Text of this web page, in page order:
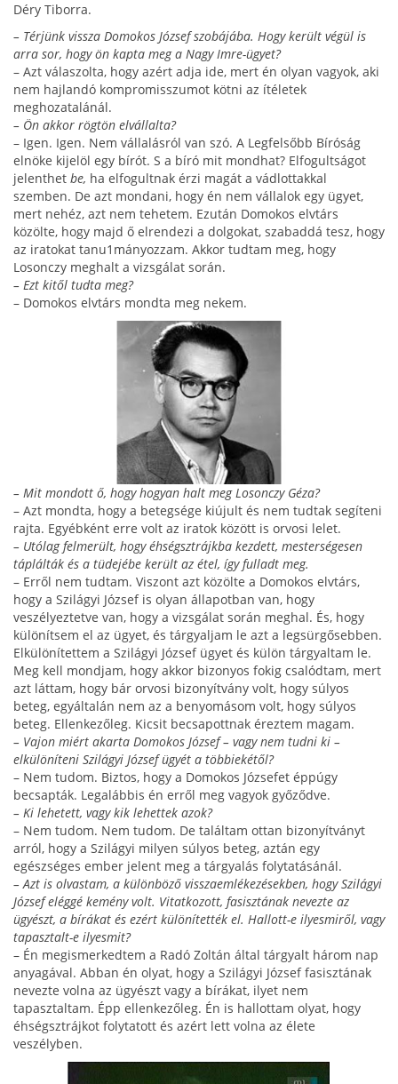
Déry Tiborra.
– Térjünk vissza Domokos József szobájába. Hogy került végül is
arra sor, hogy ön kapta meg a Nagy Imre-ügyet?
– Azt válaszolta, hogy azért adja ide, mert én olyan vagyok, aki
nem hajlandó kompromisszumot kötni az ítéletek
meghozatalánál.
– Ön akkor rögtön elvállalta?
– Igen. Igen. Nem vállalásról van szó. A Legfelsőbb Bíróság
elnöke kijelöl egy bírót. S a bíró mit mondhat? Elfogultságot
jelenthet be, ha elfogultnak érzi magát a vádlottakkal
szemben. De azt mondani, hogy én nem vállalok egy ügyet,
mert nehéz, azt nem tehetem. Ez­után Domokos elvtárs
közölte, hogy majd ő elrendezi a dolgokat, szabaddá tesz, hogy
az iratokat tanu1má­nyozzam. Akkor tudtam meg, hogy
Losonczy meg­halt a vizsgálat során.
– Ezt kitől tudta meg?
– Domokos elvtárs mondta meg nekem.
– Mit mondott ő, hogy hogyan halt meg Losonczy Géza?
– Azt mondta, hogy a betegsége kiújult és nem tudtak segíteni
rajta. Egyébként erre volt az iratok között is orvosi lelet.
– Utólag felmerült, hogy éhségsztrájkba kezdett, mesterségesen
táplálták és a tüdejébe került az étel, így fulladt meg.
– Erről nem tudtam. Viszont azt közölte a Domokos elvtárs,
hogy a Szilágyi József is olyan állapotban van, hogy
veszélyeztetve van, hogy a vizsgálat során meg­hal. És, hogy
különítsem el az ügyet, és tárgyaljam le azt a legsürgősebben.
Elkülönítettem a Szilágyi József­ ügyet és külön tárgyaltam le.
Meg kell mondjam, hogy akkor bizonyos fokig csalódtam, mert
azt lát­tam, hogy bár orvosi bizonyítvány volt, hogy súlyos
beteg, egyáltalán nem az a benyomásom volt, hogy súlyos
beteg. Ellenkezőleg. Kicsit becsapottnak érez­tem magam.
– Vajon miért akarta Domokos József – vagy nem tudni ki –
elkülöníteni Szilágyi József ügyét a többiekétől?
– Nem tudom. Biztos, hogy a Domokos Józsefet éppúgy
becsapták. Legalábbis én erről meg vagyok győződve.
– Ki lehetett, vagy kik lehettek azok?
– Nem tudom. Nem tudom. De találtam ottan bizonyítványt
arról, hogy a Szilágyi milyen súlyos be­teg, aztán egy
egészséges ember jelent meg a tárgya­lás folytatásánál.
– Azt is olvastam, a különböző visszaemlékezésekben, hogy Szilágyi
József eléggé kemény volt. Vitatkozott, fasisz­tának nevezte az
ügyészt, a bírákat és ezért különítették el. Hallott-e ilyesmiről, vagy
tapasztalt-e ilyesmit?
– Én megismerkedtem a Radó Zoltán által tárgyalt három nap
anyagával. Abban én olyat, hogy a Szi­lágyi József fasisztának
nevezte volna az ügyészt vagy a bírákat, ilyet nem
tapasztaltam. Épp ellenkezőleg. Én is hallottam olyat, hogy
éhségsztrájkot folytatott és azért lett volna az élete
veszélyben.